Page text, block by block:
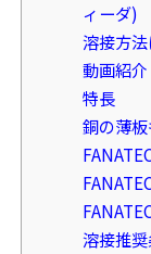
ィーダ)
溶接方
動画紹介
特長
銅の薄
溶接推